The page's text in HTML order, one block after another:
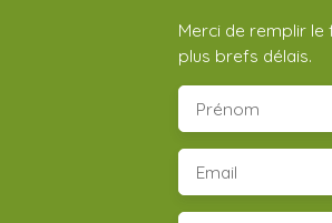
Merci de remplir
plus brefs délais.
Prénom
Email